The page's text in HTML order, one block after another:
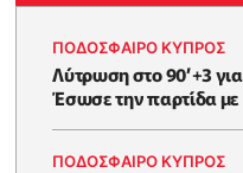
ΠΟΔΟΣΦΑΙΡΟ ΚΥΠΡΟΣ
Λύτρωση στο 90’+3
Έσωσε την παρτίδα με
ΠΟΔΟΣΦΑΙΡΟ ΚΥΠΡΟΣ